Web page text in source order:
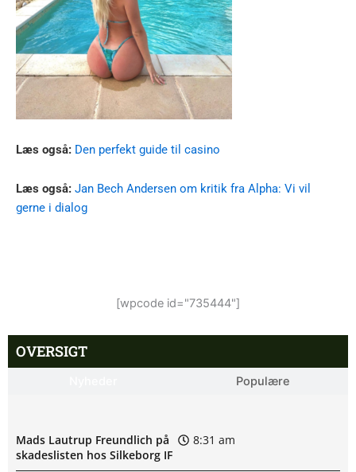
Læs også: Den perfekt guide til casino
Læs også: Jan Bech Andersen om kritik fra Alpha: Vi vil
gerne i dialog
[wpcode id="735444"]
OVERSIGT
Populære
Mads Lautrup Freundlich på
skadeslisten hos Silkeborg IF
8:31 am